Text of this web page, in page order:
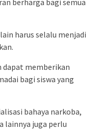
harus selalu menjadi
dapat memberikan
bagi siswa yang
bahaya narkoba,
lainnya juga perlu